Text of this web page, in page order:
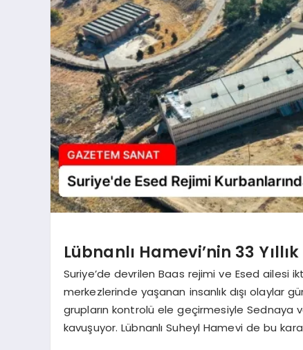
Lübnanlı Hamevi’nin 33
Suriye’de devrilen Baas rejimi ve Esed ailesi
merkezlerinde yaşanan insanlık dışı olaylar
grupların kontrolü ele geçirmesiyle Sednaya
kavuşuyor. Lübnanlı Suheyl Hamevi de bu